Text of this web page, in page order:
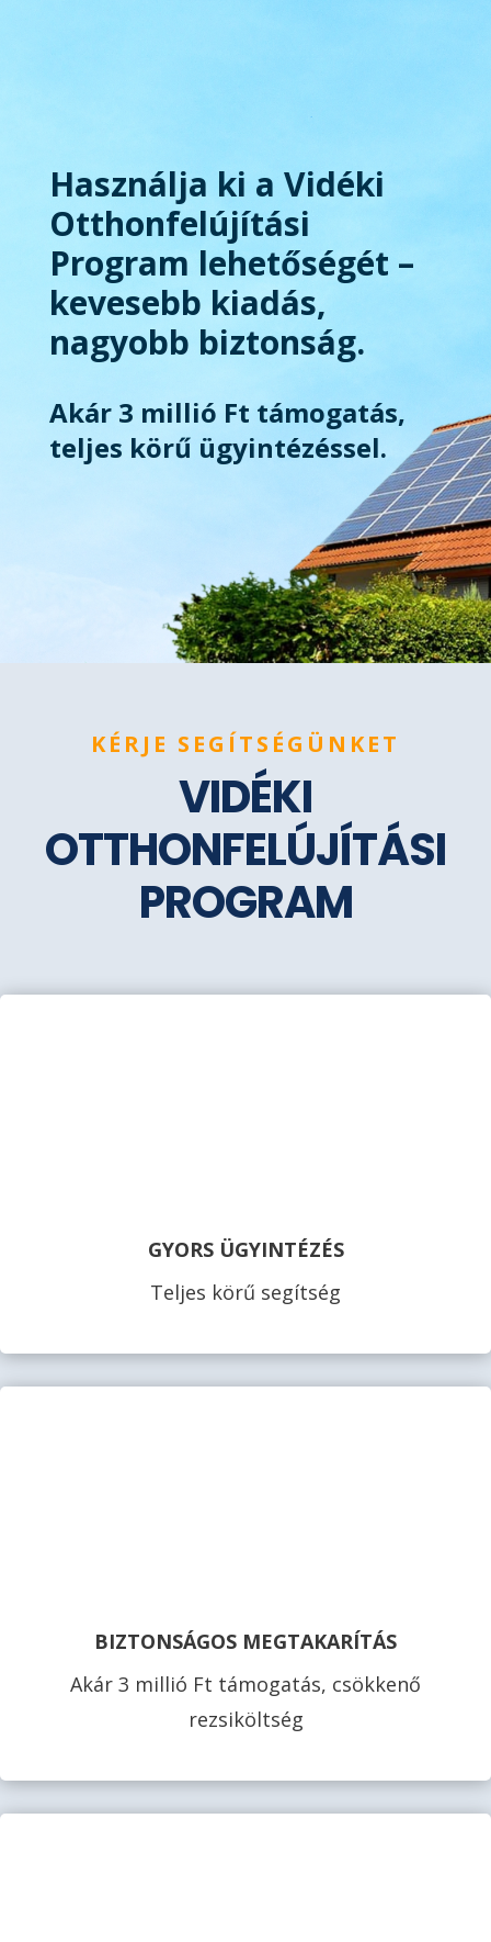
Használja ki a Vidéki
Otthonfelújítási
Program lehetőségét –
kevesebb kiadás,
nagyobb biztonság.
Akár 3 millió Ft támogatás,
teljes körű ügyintézéssel.
KÉRJE SEGÍTSÉGÜNKET
VIDÉKI
OTTHONFELÚJÍTÁSI
PROGRAM
GYORS ÜGYINTÉZÉS
Teljes körű segítség
BIZTONSÁGOS MEGTAKARÍTÁS
Akár 3 millió Ft támogatás, csökkenő
rezsiköltség